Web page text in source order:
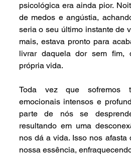
psicológica era ainda pior.
de medos e angústia,
seria o seu último instante de
mais, estava pronto para
livrar daquela dor sem fim,
própria vida.
Toda vez que sofremos
emocionais intensos e
parte de nós se
resultando em uma
nos dá a vida. Isso nos afasta
nossa essência,